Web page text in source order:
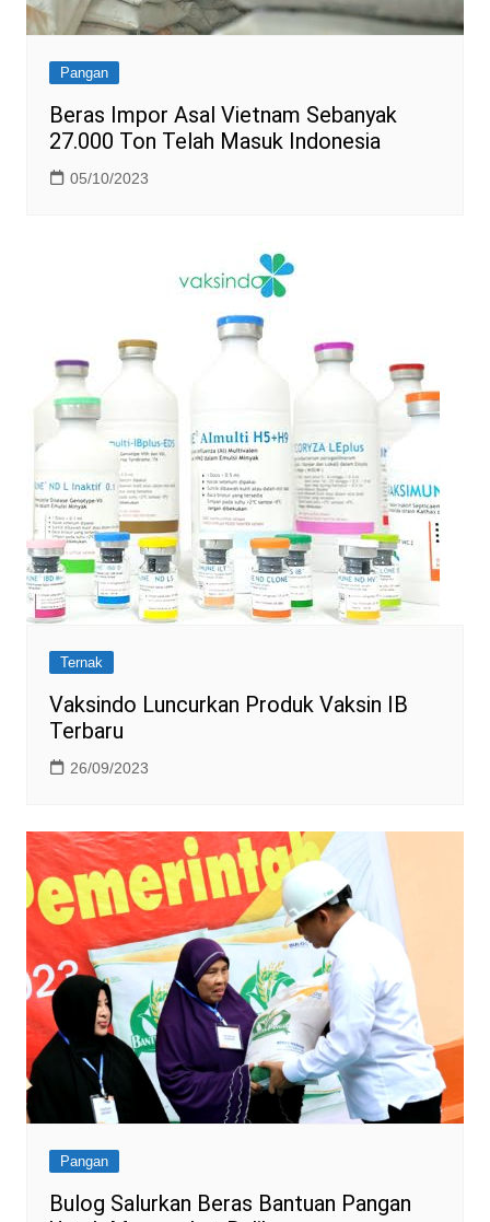
Pangan
Beras Impor Asal Vietnam Sebanyak
27.000 Ton Telah Masuk Indonesia
05/10/2023
Ternak
Vaksindo Luncurkan Produk Vaksin IB
Terbaru
26/09/2023
Pangan
Bulog Salurkan Beras Bantuan Pangan